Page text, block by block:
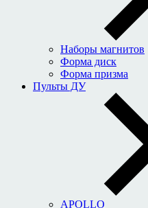
Наборы магнитов
Форма диск
Форма призма
Пульты ДУ
APOLLO